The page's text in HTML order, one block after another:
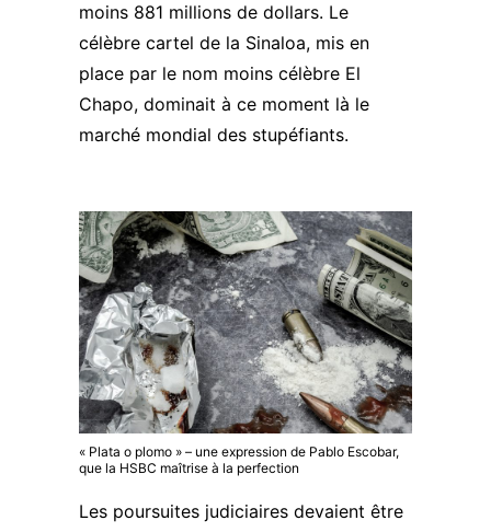
moins 881 millions de dollars. Le
célèbre cartel de la Sinaloa, mis en
place par le nom moins célèbre El
Chapo, dominait à ce moment là le
marché mondial des stupéfiants.
« Plata o plomo » – une expression de Pablo Escobar,
que la HSBC maîtrise à la perfection
Les poursuites judiciaires devaient être